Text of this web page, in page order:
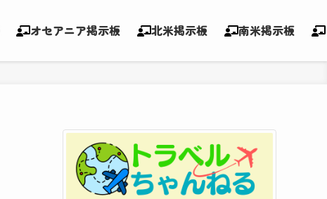
オセアニア掲示板 北米掲示板 南米掲示板